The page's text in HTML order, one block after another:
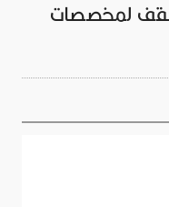
لمخصصات